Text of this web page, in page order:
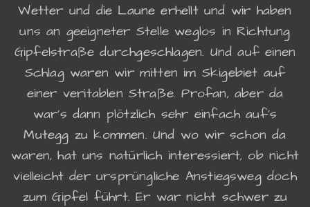
Wetter und die Laune erhellt und wir haben
uns an geeigneter Stelle weglos in Richtung
Gipfelstraße durchgeschlagen. Und auf einen
Schlag waren wir mitten im Skigebiet auf
einer veritablen Straße. Profan, aber da
war's dann plötzlich sehr einfach auf's
Mutegg zu kommen. Und wo wir schon da
waren, hat uns natürlich interessiert, ob nicht
vielleicht der ursprüngliche Anstiegsweg doch
zum Gipfel führt. Er war nicht schwer zu